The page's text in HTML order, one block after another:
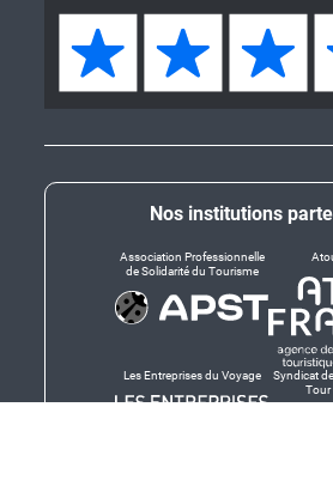
Nos institutions
Association Professionnelle
de Solidarité du Tourisme
Les Entreprises du Voyage
Syndicat
Tour